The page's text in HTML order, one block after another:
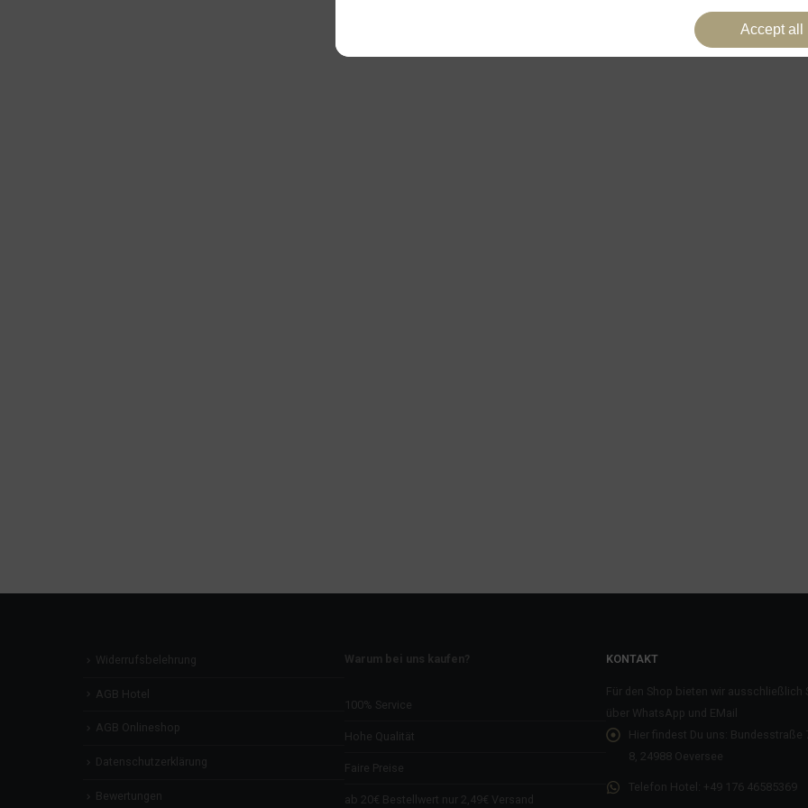
Widerrufsbelehrung
AGB Hotel
AGB Onlineshop
Datenschutzerklärung
Bewertungen
Warum bei uns kaufen?
100% Service
Hohe Qualität
Faire Preise
ab 20€ Bestellwert nur 2,49€ Versand
KONTAKT
Für den Shop bieten wir ausschließlich
über WhatsApp und EMail
Hier findest Du uns:
Bundesstraße
8, 24988 Oeversee
Telefon Hotel: +49 176 46585369